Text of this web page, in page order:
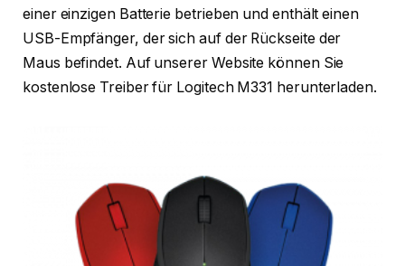
einer einzigen Batterie betrieben und enthält einen
USB-Empfänger, der sich auf der Rückseite der
Maus befindet. Auf unserer Website können Sie
kostenlose Treiber für Logitech M331 herunterladen.